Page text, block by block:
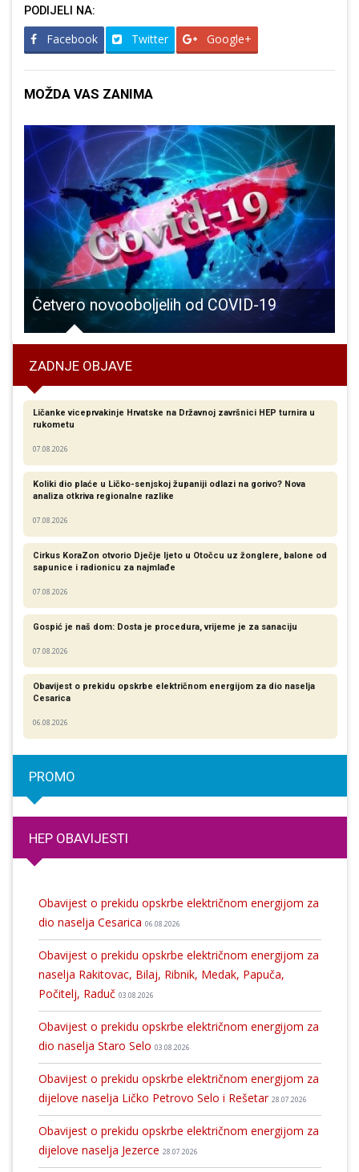
PODIJELI NA:
Facebook Twitter Google+
MOŽDA VAS ZANIMA
Četvero novooboljelih od COVID-19
ZADNJE OBJAVE
Ličanke viceprvakinje Hrvatske na Državnoj završnici HEP turnira u
rukometu
07.08.2026
Koliki dio plaće u Ličko-senjskoj županiji odlazi na gorivo? Nova
analiza otkriva regionalne razlike​
07.08.2026
Cirkus KoraZon otvorio Dječje ljeto u Otočcu uz žonglere, balone od
sapunice i radionicu za najmlađe
07.08.2026
Gospić je naš dom: Dosta je procedura, vrijeme je za sanaciju
07.08.2026
Obavijest o prekidu opskrbe električnom energijom za dio naselja
Cesarica
06.08.2026
PROMO
HEP OBAVIJESTI
Obavijest o prekidu opskrbe električnom energijom za
dio naselja Cesarica 06.08.2026
Obavijest o prekidu opskrbe električnom energijom za
naselja Rakitovac, Bilaj, Ribnik, Medak, Papuča,
Počitelj, Raduč 03.08.2026
Obavijest o prekidu opskrbe električnom energijom za
dio naselja Staro Selo 03.08.2026
Obavijest o prekidu opskrbe električnom energijom za
dijelove naselja Ličko Petrovo Selo i Rešetar 28.07.2026
Obavijest o prekidu opskrbe električnom energijom za
dijelove naselja Jezerce 28.07.2026